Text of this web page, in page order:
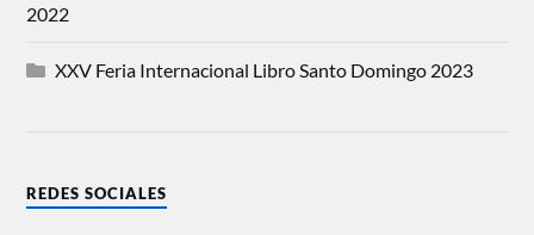
2022
XXV Feria Internacional Libro Santo Domingo 2023
REDES SOCIALES